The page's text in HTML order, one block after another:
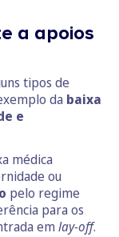
a apoios
tipos de
da baixa
e
médica
ou
pelo regime
para os
em lay-off.